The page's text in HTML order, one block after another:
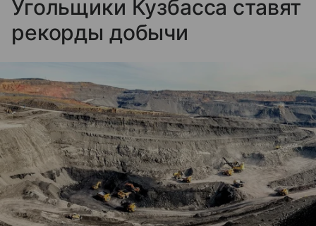
Угольщики Кузбасса ставят
рекорды добычи